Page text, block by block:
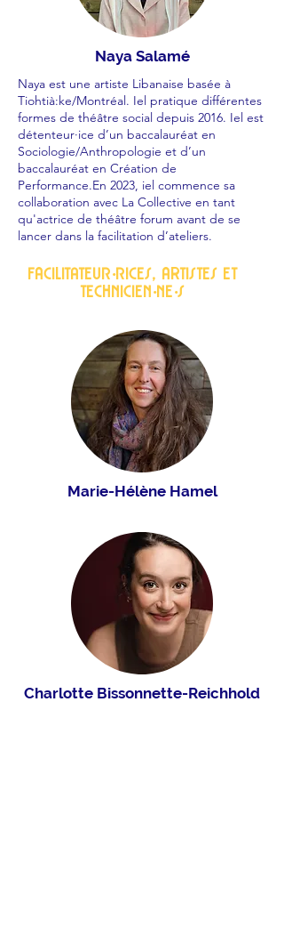
Naya Salamé
Naya est une artiste Libanaise basée à
Tiohtià:ke/Montréal. Iel pratique différentes
formes de théâtre social depuis 2016. Iel est
détenteur·ice d’un baccalauréat en
Sociologie/Anthropologie et d’un
baccalauréat en Création de
Performance.En 2023, iel commence sa
collaboration avec La Collective en tant
qu'actrice de théâtre forum avant de se
lancer dans la facilitation d’ateliers.
FAcilitateur·rices, ARtistes et
technicien·ne·s
Marie-Hélène Hamel
Charlotte Bissonnette-Reichhold